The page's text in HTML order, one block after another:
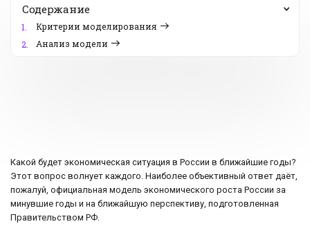
Содержание
1.
Критерии моделирования
2.
Анализ модели
Какой будет экономическая ситуация в России в ближайшие годы?
Этот вопрос волнует каждого. Наиболее объективный ответ даёт,
пожалуй, официальная модель экономического роста России за
минувшие годы и на ближайшую перспективу, подготовленная
Правительством РФ.